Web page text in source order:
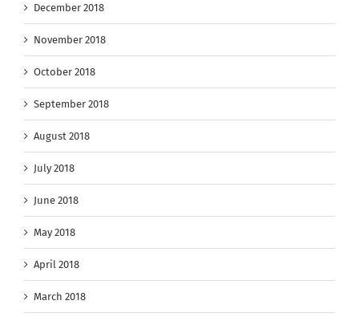
December 2018
November 2018
October 2018
September 2018
August 2018
July 2018
June 2018
May 2018
April 2018
March 2018